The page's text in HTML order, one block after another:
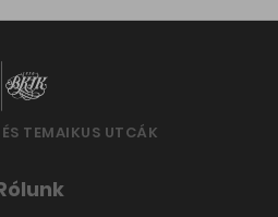
TEMAIKUS UTCÁK